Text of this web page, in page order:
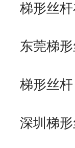
梯形丝
东莞梯
梯形丝
深圳梯